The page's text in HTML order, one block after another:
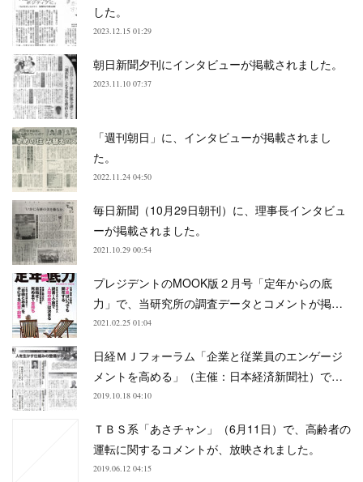
した。
2023.12.15 01:29
朝日新聞夕刊にインタビューが掲載されました。
2023.11.10 07:37
「週刊朝日」に、インタビューが掲載されまし
た。
2022.11.24 04:50
毎日新聞（10月29日朝刊）に、理事長インタビュ
ーが掲載されました。
2021.10.29 00:54
プレジデントのMOOK版２月号「定年からの底
力」で、当研究所の調査データとコメントが掲…
2021.02.25 01:04
日経ＭＪフォーラム「企業と従業員のエンゲージ
メントを高める」（主催：日本経済新聞社）で…
2019.10.18 04:10
ＴＢＳ系「あさチャン」（6月11日）で、高齢者の
運転に関するコメントが、放映されました。
2019.06.12 04:15